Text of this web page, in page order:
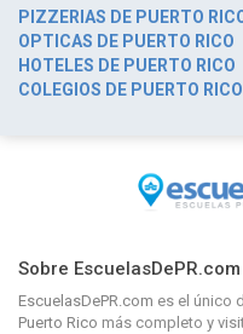
PIZZERIAS DE PUERTO
OPTICAS DE PUERTO RICO
HOTELES DE PUERTO RICO
COLEGIOS DE PUERTO RICO
Sobre EscuelasDePR.com
EscuelasDePR.com es el único
Puerto Rico más completo y